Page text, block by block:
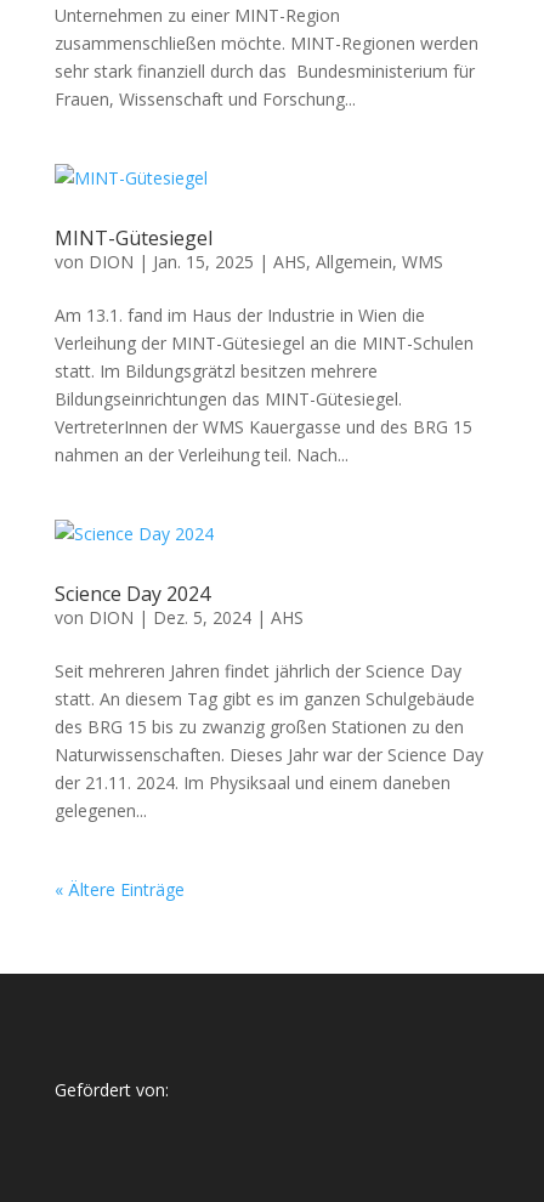
Unternehmen zu einer MINT-Region
zusammenschließen möchte. MINT-Regionen werden
sehr stark finanziell durch das Bundesministerium für
Frauen, Wissenschaft und Forschung...
MINT-Gütesiegel
von DION | Jan. 15, 2025 | AHS, Allgemein, WMS
Am 13.1. fand im Haus der Industrie in Wien die
Verleihung der MINT-Gütesiegel an die MINT-Schulen
statt. Im Bildungsgrätzl besitzen mehrere
Bildungseinrichtungen das MINT-Gütesiegel.
VertreterInnen der WMS Kauergasse und des BRG 15
nahmen an der Verleihung teil. Nach...
Science Day 2024
von DION | Dez. 5, 2024| AHS
Seit mehreren Jahren findet jährlich der Science Day
statt. An diesem Tag gibt es im ganzen Schulgebäude
des BRG 15 bis zu zwanzig großen Stationen zu den
Naturwissenschaften. Dieses Jahr war der Science Day
der 21.11. 2024. Im Physiksaal und einem daneben
gelegenen...
« Ältere Einträge
Gefördert von: